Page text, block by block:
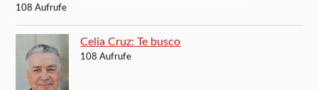
108 Aufrufe
Celia Cruz: Te busco
108 Aufrufe